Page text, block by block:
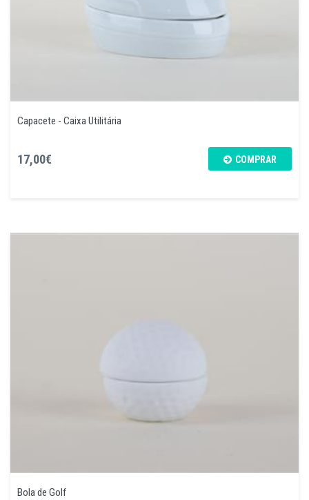
Capacete - Caixa Utilitária
17,00€ COMPRAR
Bola de Golf